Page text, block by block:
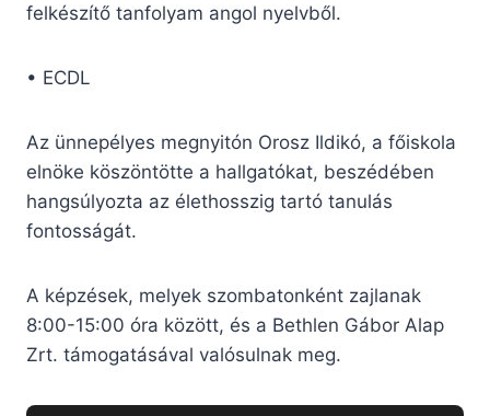
felkészítő tanfolyam angol nyelvből.
• ECDL
Az ünnepélyes megnyitón Orosz Ildikó, a főiskola
elnöke köszöntötte a hallgatókat, beszédében
hangsúlyozta az élethosszig tartó tanulás
fontosságát.
A képzések, melyek szombatonként zajlanak
8:00-15:00 óra között, és a Bethlen Gábor Alap
Zrt. támogatásával valósulnak meg.